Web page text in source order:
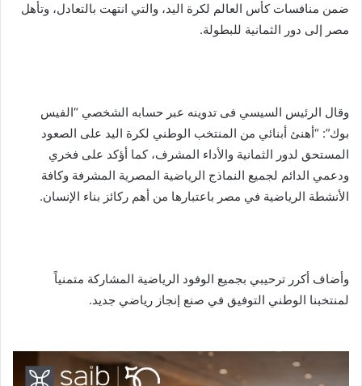
ضمن منافسات كأس العالم لكرة اليد، والتي انتهت بالتعادل، وتأهل
مصر إلى دور الثمانية للبطولة.
وقال الرئيس السيسي فى تدوينه عبر حسابه الشخصي “الفيس
بوك”: “أه‍نئ أبنائي من المنتخب الوطني لكرة اليد على الصعود
المستحق لدور الثمانية والأداء المشرف، كما أؤكد على فخري
ودعمي الدائم لجميع النماذج الرياضية المصرية المشرفة وكافة
الأنشطة الرياضية في مصر باعتبارها من أهم ركائز بناء الإنسان.
وأضاف أكرر ترحيبي بجميع الوفود الرياضية المشاركة متمنياً
لمنتخبنا الوطني التوفيق في صنع إنجاز رياضي جديد.